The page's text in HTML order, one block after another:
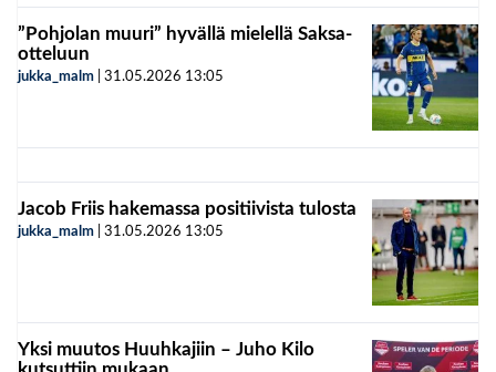
”Pohjolan muuri” hyvällä mielellä Saksa-
otteluun
jukka_malm 31.05.2026 13:05
Jacob Friis hakemassa positiivista tulosta
jukka_malm 31.05.2026 13:05
Yksi muutos Huuhkajiin – Juho Kilo